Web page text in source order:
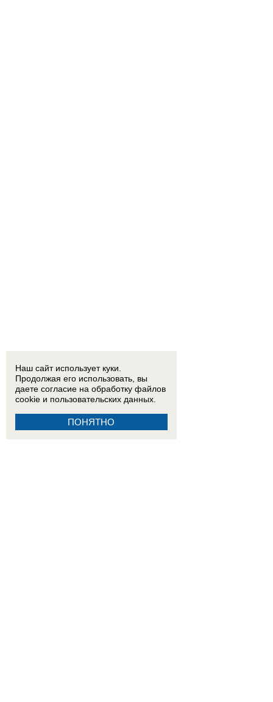
Наш сайт использует куки.
Продолжая его использовать, вы
даете согласие на обработку файлов
cookie и пользовательских данных.
ПОНЯТНО